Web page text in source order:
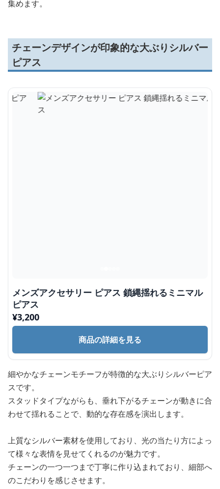
集めます。
チェーンデザインが印象的な大ぶりシルバー
ピアス
メンズアクセサリー ピアス 鎖縄揺れるミニマル
ピアス
¥3,200
商品の詳細を見る
細やかなチェーンモチーフが特徴的な大ぶりシルバーピア
スです。
スタッドタイプながらも、垂れ下がるチェーンが動きに合
わせて揺れることで、動的な存在感を演出します。
上質なシルバー素材を使用しており、光の当たり方によっ
て様々な表情を見せてくれるのが魅力です。
チェーンの一つ一つまで丁寧に作り込まれており、細部へ
のこだわりを感じさせます。